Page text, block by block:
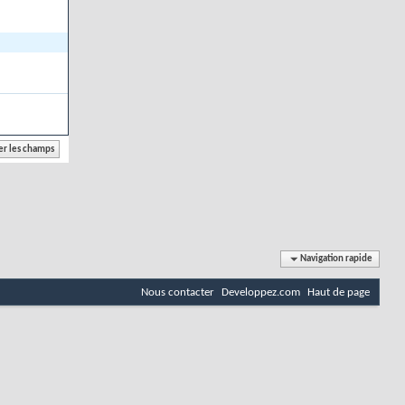
Navigation rapide
Nous contacter Developpez.com Haut de page